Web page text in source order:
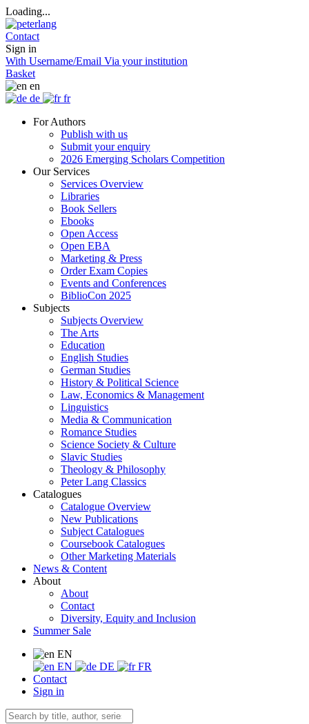
Loading...
Contact
Sign in
With Username/Email Via your institution
Basket
en
de
fr
For Authors
Publish with us
Submit your enquiry
2026 Emerging Scholars Competition
Our Services
Services Overview
Libraries
Book Sellers
Ebooks
Open Access
Open EBA
Marketing & Press
Order Exam Copies
Events and Conferences
BiblioCon 2025
Subjects
Subjects Overview
The Arts
Education
English Studies
German Studies
History & Political Science
Law, Economics & Management
Linguistics
Media & Communication
Romance Studies
Science Society & Culture
Slavic Studies
Theology & Philosophy
Peter Lang Classics
Catalogues
Catalogue Overview
New Publications
Subject Catalogues
Coursebook Catalogues
Other Marketing Materials
News & Content
About
About
Contact
Diversity, Equity and Inclusion
Summer Sale
EN
EN
DE
FR
Contact
Sign in